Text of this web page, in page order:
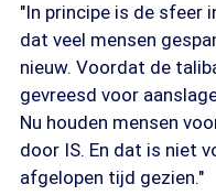
"In principe is de sfeer
dat veel mensen
nieuw. Voordat de
gevreesd voor
Nu houden mensen
door IS. En dat is niet
afgelopen tijd gezien."